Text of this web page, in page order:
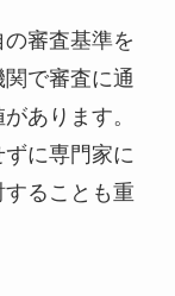
審査基準を
で審査に通
あります。
に専門家に
ることも重